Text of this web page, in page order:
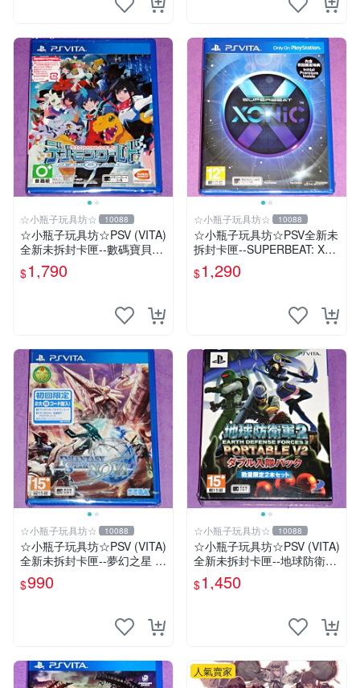
☆小瓶子玩具坊☆ 10088
☆小瓶子玩具坊☆PSV (VITA)
全新未拆封卡匣--數碼寶貝世
界-next 0rder-新秩序 (初回日
版)
$1,790
☆小瓶子玩具坊☆ 10088
☆小瓶子玩具坊☆PSV全新未
拆封卡匣--SUPERBEAT: XO
NiC 中文版
$1,290
☆小瓶子玩具坊☆ 10088
☆小瓶子玩具坊☆PSV (VITA)
全新未拆封卡匣--夢幻之星 N
OVA (亞版日文版)
$990
☆小瓶子玩具坊☆ 10088
☆小瓶子玩具坊☆PSV (VITA)
全新未拆封卡匣--地球防衛軍
2 攜帶版 V2 雙人入隊包
$1,450
人氣賣家